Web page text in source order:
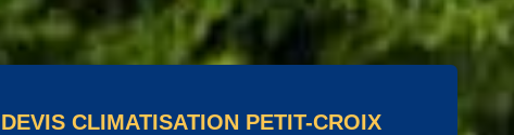
DEVIS CLIMATISATION PETIT-CROIX